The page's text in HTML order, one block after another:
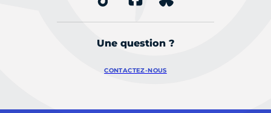
Une question ?
CONTACTEZ-NOUS